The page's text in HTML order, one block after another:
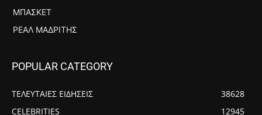
ΜΠΆΣΚΕΤ
ΡΕΆΛ ΜΑΔΡΊΤΗΣ
POPULAR CATEGORY
ΤΕΛΕΥΤΑΙΕΣ ΕΙΔΗΣΕΙΣ
38628
CELEBRITIES
12945